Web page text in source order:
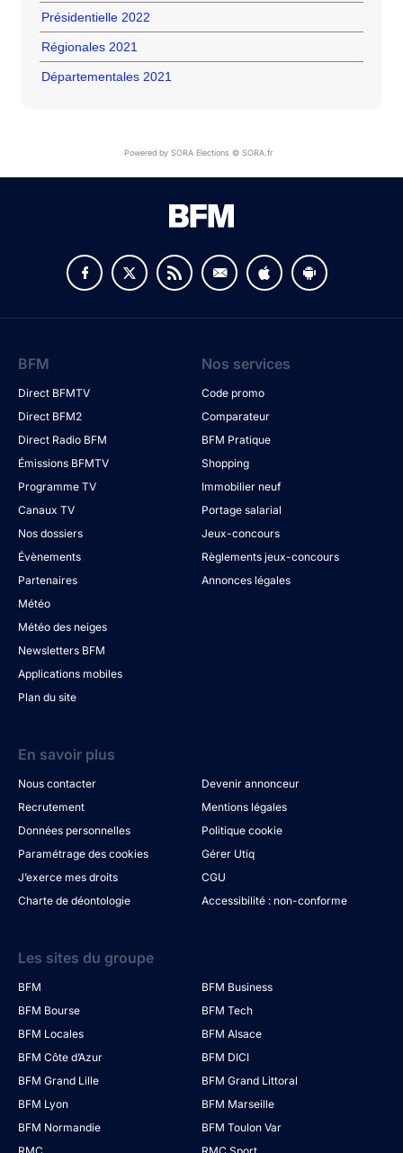
Présidentielle 2022
Régionales 2021
Départementales 2021
Powered by SORA Elections © SORA.fr
BFM
Direct BFMTV
Direct BFM2
Direct Radio BFM
Émissions BFMTV
Programme TV
Canaux TV
Nos dossiers
Évènements
Partenaires
Météo
Météo des neiges
Newsletters BFM
Applications mobiles
Plan du site
Nos services
Code promo
Comparateur
BFM Pratique
Shopping
Immobilier neuf
Portage salarial
Jeux-concours
Règlements jeux-concours
Annonces légales
En savoir plus
Nous contacter
Devenir annonceur
Recrutement
Mentions légales
Données personnelles
Politique cookie
Paramétrage des cookies
Gérer Utiq
J’exerce mes droits
CGU
Charte de déontologie
Accessibilité : non-conforme
Les sites du groupe
BFM
BFM Business
BFM Bourse
BFM Tech
BFM Locales
BFM Alsace
BFM Côte d’Azur
BFM DICI
BFM Grand Lille
BFM Grand Littoral
BFM Lyon
BFM Marseille
BFM Normandie
BFM Toulon Var